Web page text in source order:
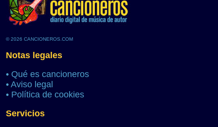
© 2026 CANCIONEROS.COM
Notas legales
• Qué es cancioneros
• Aviso legal
• Política de cookies
Servicios